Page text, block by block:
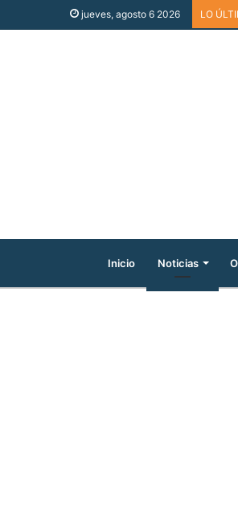
jueves, agosto 6 2026 LO
Inicio Noticias